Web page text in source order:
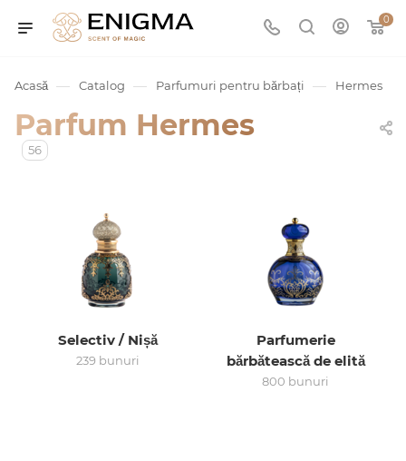
0
Acasă — Catalog — Parfumuri pentru bărbați — Hermes
Parfum Hermes
56
Selectiv / Nișă
239 bunuri
Parfumerie
bărbătească de elită
800 bunuri